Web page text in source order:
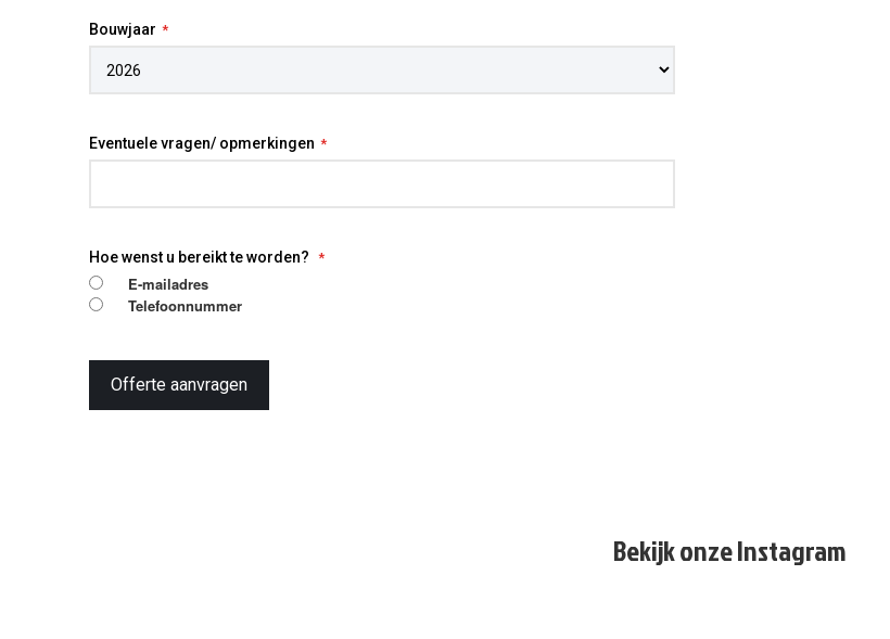
Bouwjaar
Eventuele vragen/ opmerkingen
Hoe wenst u bereikt te worden?
E-mailadres
Telefoonnummer
Offerte aanvragen
Bekijk onze Instagram